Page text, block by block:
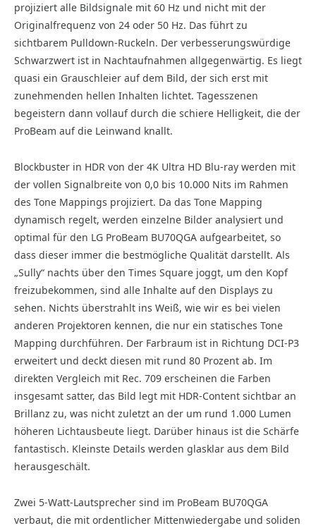
projiziert alle Bildsignale mit 60 Hz und nicht mit der
Originalfrequenz von 24 oder 50 Hz. Das führt zu
sichtbarem Pulldown-Ruckeln. Der verbesserungswürdige
Schwarzwert ist in Nachtaufnahmen allgegenwärtig. Es liegt
quasi ein Grauschleier auf dem Bild, der sich erst mit
zunehmenden hellen Inhalten lichtet. Tagesszenen
begeistern dann vollauf durch die schiere Helligkeit, die der
ProBeam auf die Leinwand knallt.
Blockbuster in HDR von der 4K Ultra HD Blu-ray werden mit
der vollen Signalbreite von 0,0 bis 10.000 Nits im Rahmen
des Tone Mappings projiziert. Da das Tone Mapping
dynamisch regelt, werden einzelne Bilder analysiert und
optimal für den LG ProBeam BU70QGA aufgearbeitet, so
dass dieser immer die bestmögliche Qualität darstellt. Als
„Sully“ nachts über den Times Square joggt, um den Kopf
freizubekommen, sind alle Inhalte auf den Displays zu
sehen. Nichts überstrahlt ins Weiß, wie wir es bei vielen
anderen Projektoren kennen, die nur ein statisches Tone
Mapping durchführen. Der Farbraum ist in Richtung DCI-P3
erweitert und deckt diesen mit rund 80 Prozent ab. Im
direkten Vergleich mit Rec. 709 erscheinen die Farben
insgesamt satter, das Bild legt mit HDR-Content sichtbar an
Brillanz zu, was nicht zuletzt an der um rund 1.000 Lumen
höheren Lichtausbeute liegt. Darüber hinaus ist die Schärfe
fantastisch. Kleinste Details werden glasklar aus dem Bild
herausgeschält.
Zwei 5-Watt-Lautsprecher sind im ProBeam BU70QGA
verbaut, die mit ordentlicher Mittenwiedergabe und soliden